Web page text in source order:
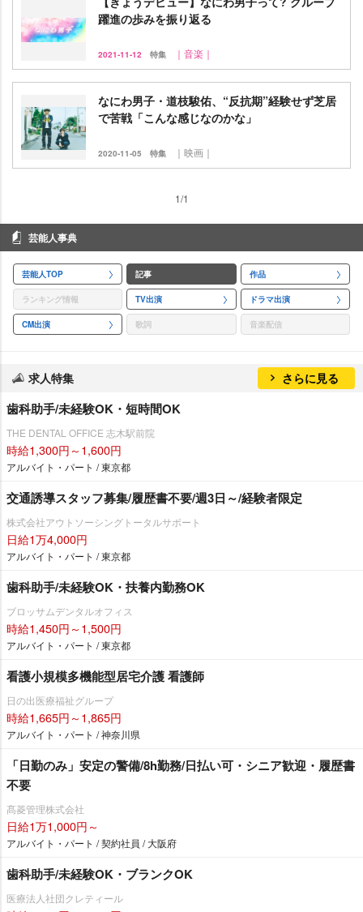
躍進の歩みを振り返る
2021-11-12 特集 ｜音楽｜
なにわ男子・道枝駿佑、“反抗期”経験せず芝居
で苦戦「こんな感じなのかな」
2020-11-05 特集 ｜映画｜
1/1
芸能人事典
芸能人TOP 記事 作品
ランキング情報 TV出演 ドラマ出演
CM出演 歌詞 音楽配信
求人特集 さらに見る
歯科助手/未経験OK・短時間OK
THE DENTAL OFFICE 志木駅前院
時給1,300円～1,600円
アルバイト・パート / 東京都
交通誘導スタッフ募集/履歴書不要/週3日～/経験者限定
株式会社アウトソーシングトータルサポート
日給1万4,000円
アルバイト・パート / 東京都
歯科助手/未経験OK・扶養内勤務OK
ブロッサムデンタルオフィス
時給1,450円～1,500円
アルバイト・パート / 東京都
看護小規模多機能型居宅介護 看護師
日の出医療福祉グループ
時給1,665円～1,865円
アルバイト・パート / 神奈川県
「日勤のみ」安定の警備/8h勤務/日払い可・シニア歓迎・履歴書
不要
髙菱管理株式会社
日給1万1,000円～
アルバイト・パート / 契約社員 / 大阪府
歯科助手/未経験OK・ブランクOK
医療法人社団クレティール